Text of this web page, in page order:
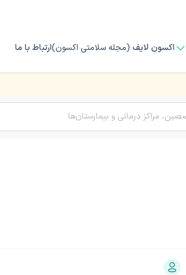
اکسون لایف (مجله سلامتی اکسون)ارتباط با ما